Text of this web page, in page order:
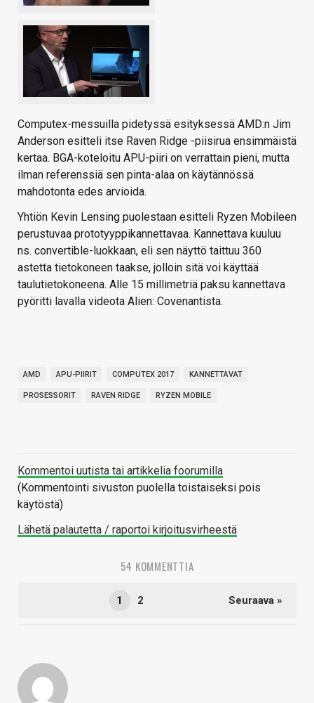
Computex-messuilla pidetyssä esityksessä AMD:n Jim
Anderson esitteli itse Raven Ridge -piisirua ensimmäistä
kertaa. BGA-koteloitu APU-piiri on verrattain pieni, mutta
ilman referenssiä sen pinta-alaa on käytännössä
mahdotonta edes arvioida.
Yhtiön Kevin Lensing puolestaan esitteli Ryzen Mobileen
perustuvaa prototyyppikannettavaa. Kannettava kuuluu
ns. convertible-luokkaan, eli sen näyttö taittuu 360
astetta tietokoneen taakse, jolloin sitä voi käyttää
taulutietokoneena. Alle 15 millimetriä paksu kannettava
pyöritti lavalla videota Alien: Covenantista.
AMD APU-PIIRIT COMPUTEX 2017 KANNETTAVAT
PROSESSORIT RAVEN RIDGE RYZEN MOBILE
Kommentoi uutista tai artikkelia foorumilla
(Kommentointi sivuston puolella toistaiseksi pois
käytöstä)
Lähetä palautetta / raportoi kirjoitusvirheestä
54 KOMMENTTIA
1 2 Seuraava »